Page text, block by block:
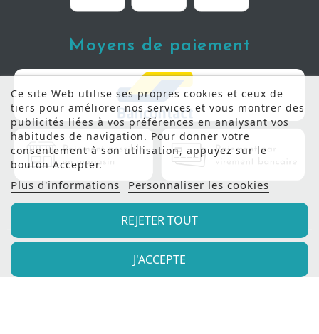
Ce site Web utilise ses propres cookies et ceux de
tiers pour améliorer nos services et vous montrer des
publicités liées à vos préférences en analysant vos
habitudes de navigation. Pour donner votre
consentement à son utilisation, appuyez sur le
bouton Accepter.
Plus d'informations Personnaliser les cookies
REJETER TOUT
J'ACCEPTE
Moyens de paiement
© 2022 - Meubles Manil |Création de site internet
Produweb™